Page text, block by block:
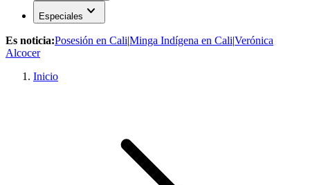
Especiales expand_more
Es noticia:Posesión en Cali|Minga Indígena en Cali|Verónica
Alcocer
Inicio